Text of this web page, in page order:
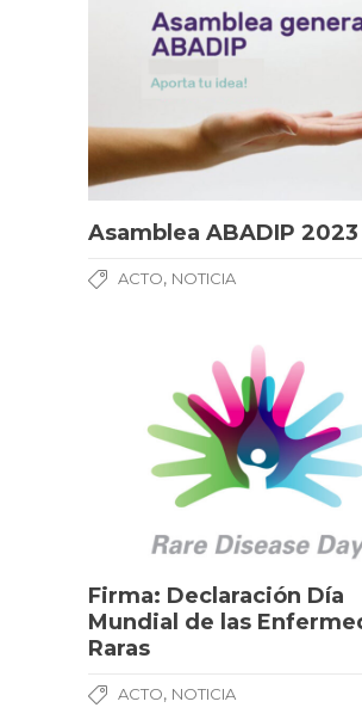
Asamblea ABADIP 2023
ACTO, NOTICIA
Firma: Declaración Día
Mundial de las
Raras
ACTO, NOTICIA